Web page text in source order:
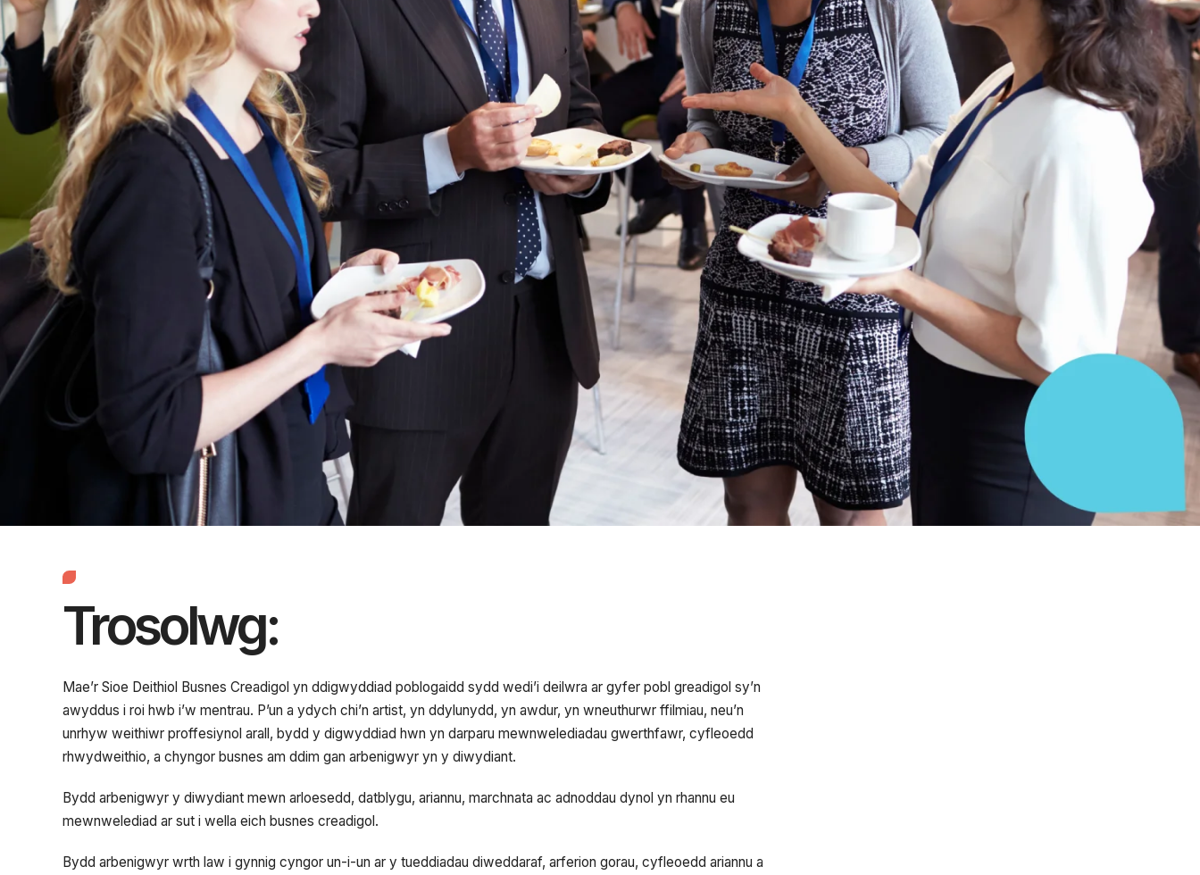
Trosolwg:
Mae’r Sioe Deithiol Busnes Creadigol yn ddigwyddiad poblogaidd sydd wedi’i deilwra ar gyfer pobl greadigol sy’n
awyddus i roi hwb i’w mentrau. P’un a ydych chi’n artist, yn ddylunydd, yn awdur, yn wneuthurwr ffilmiau, neu’n
unrhyw weithiwr proffesiynol arall, bydd y digwyddiad hwn yn darparu mewnwelediadau gwerthfawr, cyfleoedd
rhwydweithio, a chyngor busnes am ddim gan arbenigwyr yn y diwydiant.
Bydd arbenigwyr y diwydiant mewn arloesedd, datblygu, ariannu, marchnata ac adnoddau dynol yn rhannu eu
mewnwelediad ar sut i wella eich busnes creadigol.
Bydd arbenigwyr wrth law i gynnig cyngor un-i-un ar y tueddiadau diweddaraf, arferion gorau, cyfleoedd ariannu a